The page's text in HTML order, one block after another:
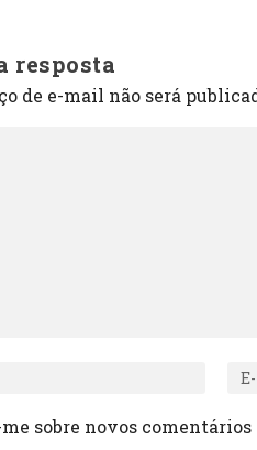
resposta
de e-mail não será
sobre novos comentários